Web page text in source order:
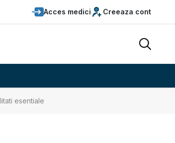
Acces medici Creeaza cont
esentiale